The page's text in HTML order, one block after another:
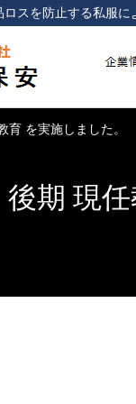
スを防止する私服に
を実施しました。
期 現